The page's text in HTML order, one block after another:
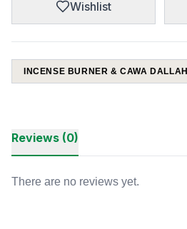
Wishlist
INCENSE BURNER & CAWA DALLAH
Reviews (0)
There are no reviews yet.